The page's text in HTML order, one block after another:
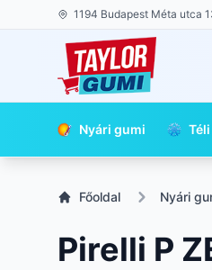
1194 Budapest Méta utca
Nyári gumi
Főoldal Nyári
Pirelli P